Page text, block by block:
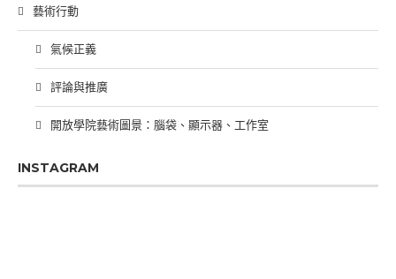
藝術行動
氣候正義
評論與推廣
開放學院藝術圖景：腦袋、顯示器、工作室
INSTAGRAM